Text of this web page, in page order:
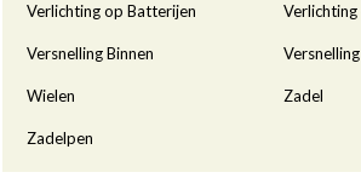
Verlichting op Batterijen
Versnelling Binnen
Wielen Zadel
Zadelpen